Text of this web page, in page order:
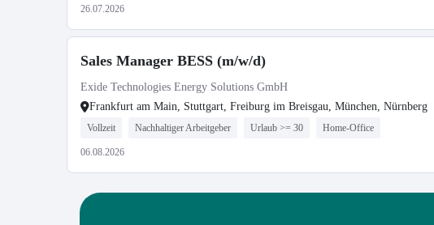
26.07.2026
Sales Manager BESS (m/w/d)
Exide Technologies Energy Solutions GmbH
Frankfurt am Main, Stuttgart, Freiburg im Breisgau, München, Nürnberg
Vollzeit Nachhaltiger Arbeitgeber Urlaub >= 30 Home-Office
06.08.2026